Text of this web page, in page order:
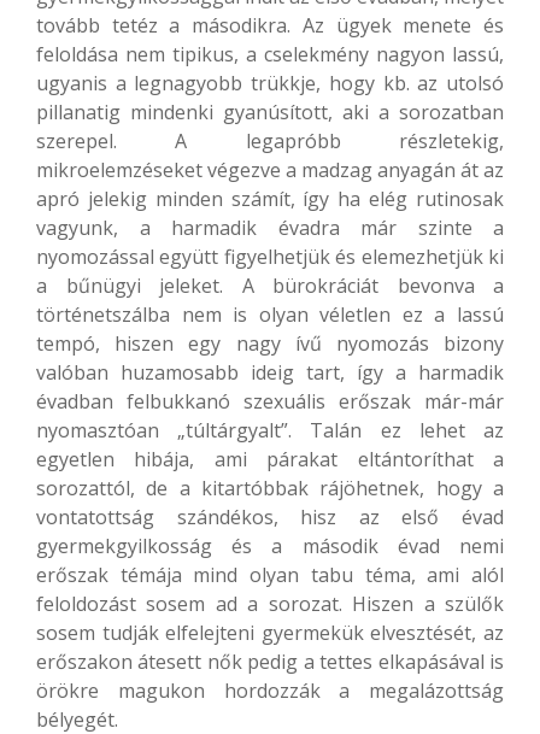
tovább tetéz a másodikra. Az ügyek menete és
feloldása nem tipikus, a cselekmény nagyon lassú,
ugyanis a legnagyobb trükkje, hogy kb. az utolsó
pillanatig mindenki gyanúsított, aki a sorozatban
szerepel. A legapróbb részletekig,
mikroelemzéseket végezve a madzag anyagán át az
apró jelekig minden számít, így ha elég rutinosak
vagyunk, a harmadik évadra már szinte a
nyomozással együtt figyelhetjük és elemezhetjük ki
a bűnügyi jeleket. A bürokráciát bevonva a
történetszálba nem is olyan véletlen ez a lassú
tempó, hiszen egy nagy ívű nyomozás bizony
valóban huzamosabb ideig tart, így a harmadik
évadban felbukkanó szexuális erőszak már-már
nyomasztóan „túltárgyalt”. Talán ez lehet az
egyetlen hibája, ami párakat eltántoríthat a
sorozattól, de a kitartóbbak rájöhetnek, hogy a
vontatottság szándékos, hisz az első évad
gyermekgyilkosság és a második évad nemi
erőszak témája mind olyan tabu téma, ami alól
feloldozást sosem ad a sorozat. Hiszen a szülők
sosem tudják elfelejteni gyermekük elvesztését, az
erőszakon átesett nők pedig a tettes elkapásával is
örökre magukon hordozzák a megalázottság
bélyegét.